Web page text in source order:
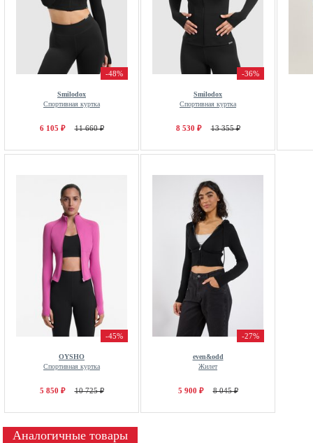
-48%
Smilodox
Спортивная куртка
6 105 ₽ 11 660 ₽
-36%
Smilodox
Спортивная куртка
8 530 ₽ 13 355 ₽
-45%
OYSHO
Спортивная куртка
5 850 ₽ 10 725 ₽
-27%
even&odd
Жилет
5 900 ₽ 8 045 ₽
Аналогичные товары